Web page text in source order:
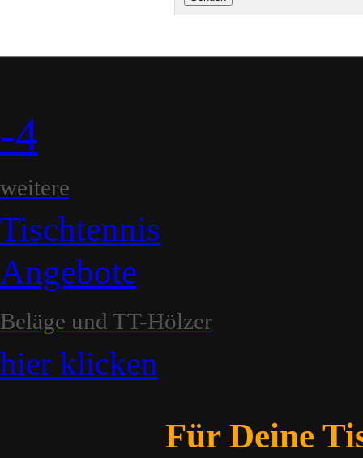
-4
weitere
Tischtennis
Angebote
Beläge und TT-Hölzer
hier klicken
Für Deine